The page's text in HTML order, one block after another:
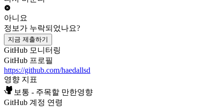
아니요
정보가 누락되었나요?
지금 제출하기
GitHub 모니터링
GitHub 프로필
https://github.com/haedallsd
영향 지표
보통 - 주목할 만한영향
GitHub 계정 연령